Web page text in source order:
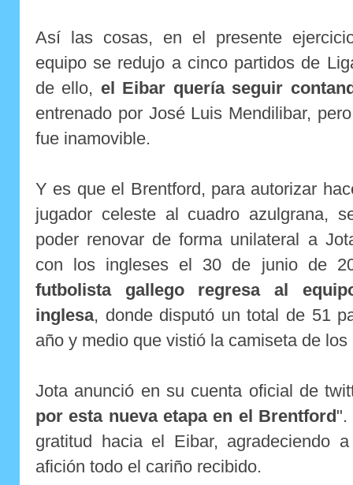
Así las cosas, en el presente
equipo se redujo a cinco partidos de
de ello, el Eibar quería seguir
entrenado por José Luis Mendilibar,
fue inamovible.
Y es que el Brentford, para autorizar
jugador celeste al cuadro azulgrana,
poder renovar de forma unilateral a
con los ingleses el 30 de junio de
futbolista gallego regresa al
inglesa, donde disputó un total de 51
año y medio que vistió la camiseta de los
Jota anunció en su cuenta oficial de
por esta nueva etapa en el Brentford ".
gratitud hacia el Eibar, agradeciendo
afición todo el cariño recibido.